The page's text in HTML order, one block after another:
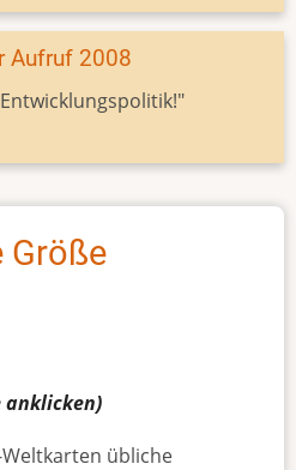
Aufruf 2008
Größe
anklicken)
übliche